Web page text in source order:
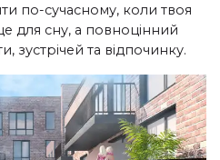
по-сучасному, коли твоя
для сну, а повноцінний
зустрічей та відпочинку.